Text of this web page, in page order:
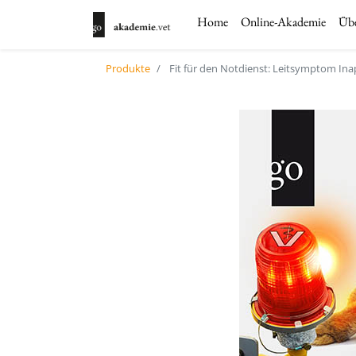
Home Online-Akademie
Produkte Fit für den Notdienst: Leitsymptom